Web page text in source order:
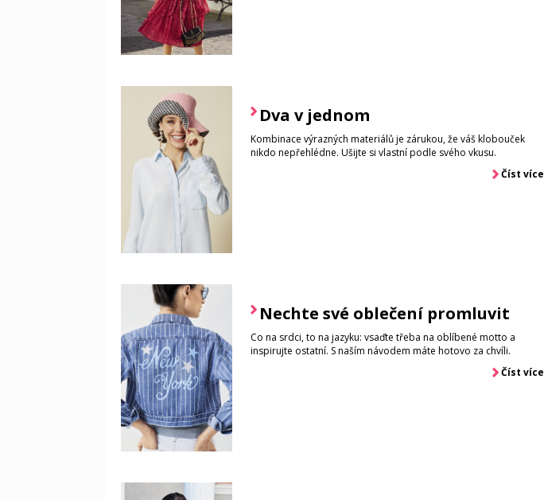
Dva v jednom
Kombinace výrazných materiálů je zárukou, že váš klobouček
nikdo nepřehlédne. Ušijte si vlastní podle svého vkusu.
Číst více
Nechte své oblečení promluvit
Co na srdci, to na jazyku: vsaďte třeba na oblíbené motto a
inspirujte ostatní. S naším návodem máte hotovo za chvíli.
Číst více